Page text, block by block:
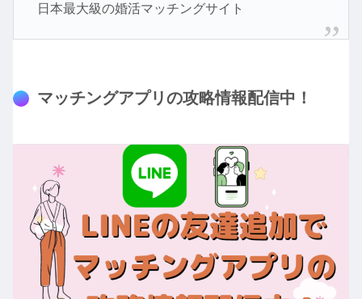
日本最大級の婚活マッチングサイト
マッチングアプリの攻略情報配信中！